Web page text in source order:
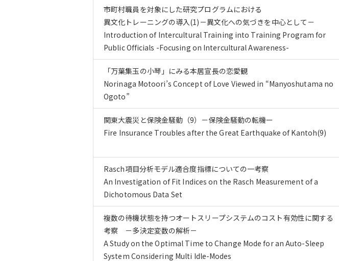
市町村職員を対象にした研究プログラムにおける
異文化トレーニングの導入(1)－異文化への気づきを中心として－
Introduction of Intercultural Training into Training Program for
Public Officials -Focusing on Intercultural Awareness-
「万葉集玉の小琴」にみる本居宣長の恋愛観
Norinaga Motoori’s Concept of Love Viewed in “Manyoshutama no
Ogoto”
関東大震災と保険金騒動（9）－保険金騒動の転機ー
Fire Insurance Troubles after the Great Earthquake of Kantoh(9)
Rasch項目分析モデル適合度指標についての一考察
An Investigation of Fit Indices on the Rasch Measurement of a
Dichotomous Data Set
複数の待機状態を持つオートスリープシステムのコスト有効性に関する
考察 －多決定変数の解析－
A Study on the Optimal Time to Change Mode for an Auto-Sleep
System Considering Multi Idle-Modes